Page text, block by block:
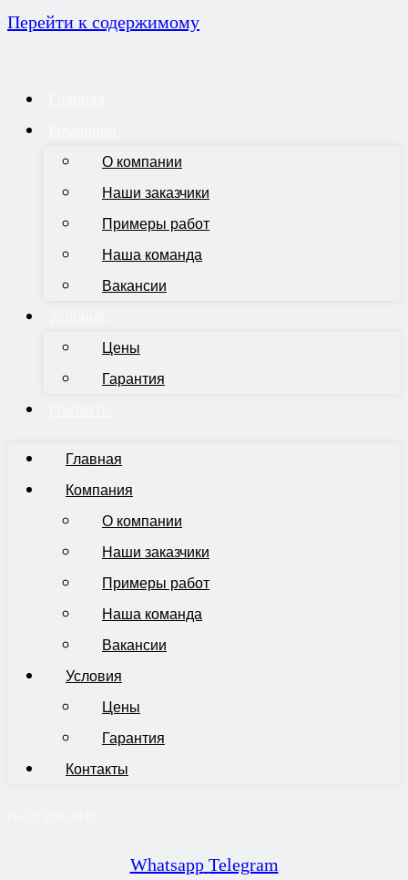
Перейти к содержимому
О компании
Наши заказчики
Примеры работ
Наша команда
Вакансии
Цены
Гарантия
Главная
Компания
О компании
Наши заказчики
Примеры работ
Наша команда
Вакансии
Условия
Цены
Гарантия
Контакты
Whatsapp Telegram